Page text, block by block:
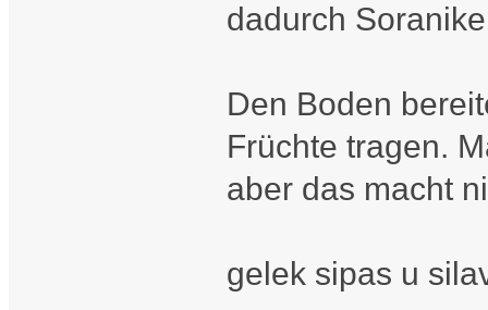
dadurch
Den Boden
Früchte tragen.
aber das macht
gelek sipas u